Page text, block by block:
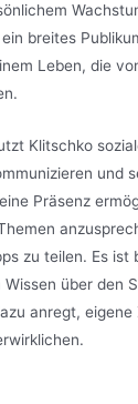
breites
Leben, die
Klitschko
und
Präsenz
zu teilen. Es ist
Wissen über den
anregt,